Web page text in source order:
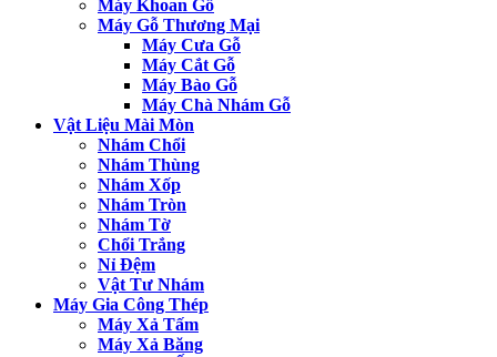
Máy Khoan Gỗ
Máy Gỗ Thương Mại
Máy Cưa Gỗ
Máy Cắt Gỗ
Máy Bào Gỗ
Máy Chà Nhám Gỗ
Vật Liệu Mài Mòn
Nhám Chổi
Nhám Thùng
Nhám Xốp
Nhám Tròn
Nhám Tờ
Chổi Trắng
Nỉ Đệm
Vật Tư Nhám
Máy Gia Công Thép
Máy Xả Tấm
Máy Xả Băng